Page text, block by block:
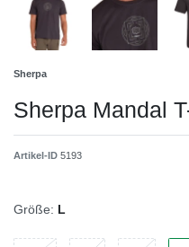
Sherpa
Sherpa Mandal
Artikel-ID 5193
Größe: L